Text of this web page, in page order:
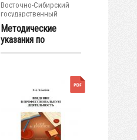
Восточно-Сибирский
государственный
университет...
Методические
указания по
выполнению